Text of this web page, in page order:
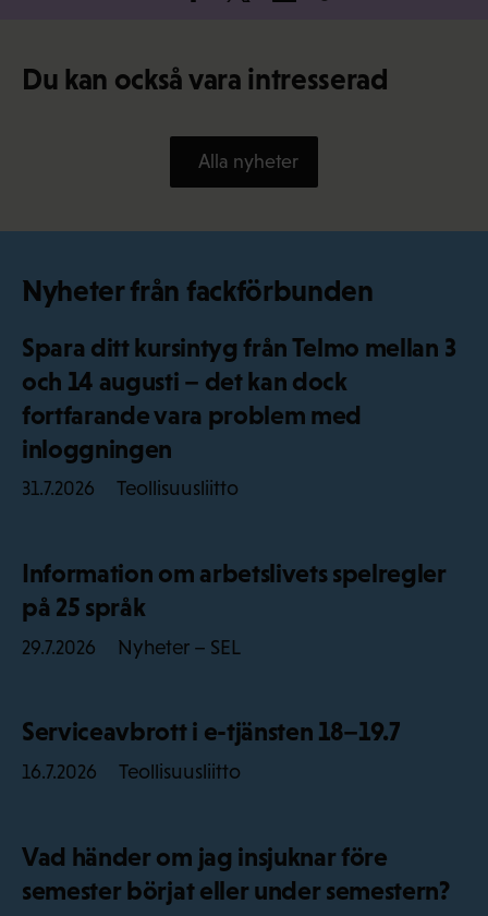
Du kan också vara intresserad
Alla nyheter
Nyheter från fackförbunden
Spara ditt kursintyg från Telmo mellan 3
och 14 augusti – det kan dock
fortfarande vara problem med
inloggningen
31.7.2026 Teollisuusliitto
Information om arbetslivets spelregler
på 25 språk
29.7.2026 Nyheter – SEL
Serviceavbrott i e-tjänsten 18–19.7
16.7.2026 Teollisuusliitto
Vad händer om jag insjuknar före
semester börjat eller under semestern?